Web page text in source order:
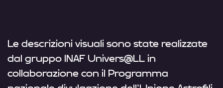
Le descrizioni visuali sono state realizzate
dal gruppo INAF Univers@LL in
collaborazione con il Programma